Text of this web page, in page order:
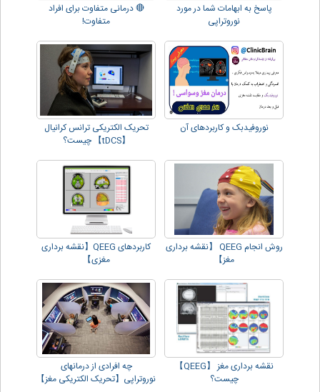
پاسخ به ابهامات شما در مورد
نوروتراپی
🔴 درمانی متفاوت برای افراد
متفاوت!
نوروفیدبک و کاربردهای آن
تحریک الکتریکی ترانس کرانیال
【tDCS】 چیست؟
روش انجام QEEG 【نقشه برداری
مغز】
کاربردهای QEEG【نقشه برداری
مغزی】
نقشه برداری مغز 【QEEG】
چیست؟
چه افرادی از درمانهای
نوروتراپی【تحریک الکتریکی مغز】